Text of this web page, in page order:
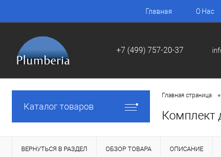
Главная О Нас
+7 (499) 757-20-37
Каталог товаров
Главная страница •
Комплект
ВЕРНУТЬСЯ В РАЗДЕЛ ОБЗОР ТОВАРА ОПИСАНИЕ